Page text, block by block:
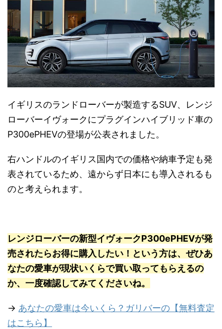
イギリスのランドローバーが製造するSUV、レンジ
ローバーイヴォークにプラグインハイブリッド車の
P300ePHEVの登場が公表されました。
右ハンドルのイギリス国内での価格や納車予定も発
表されているため、遠からず日本にも導入されるも
のと考えられます。
レンジローバーの新型イヴォークP300ePHEVが発
売されたらお得に購入したい！という方は、ぜひあ
なたの愛車が現状いくらで買い取ってもらえるの
か、一度確認してみてくださいね。
→ あなたの愛車は今いくら？ガリバーの【無料査定
はこちら】